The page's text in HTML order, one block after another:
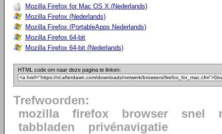
Mozilla Firefox for Mac OS X (Nederlands)
Mozilla Firefox (Nederlands)
Mozilla Firefox (PortableApps Nederlands)
Mozilla Firefox 64-bit
Mozilla Firefox 64-bit (Nederlands)
HTML code om naar deze pagina te linken:
Trefwoorden:
mozilla
firefox browser snel
tabbladen
privénavigatie